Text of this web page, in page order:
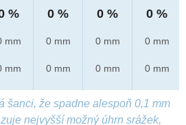
%
mm
mm
0 %
0 mm
0 mm
0 %
0 mm
0 mm
0 %
0 mm
0 mm
šanci, že spadne alespoň 0,1 mm
nejvyšší možný úhrn srážek,